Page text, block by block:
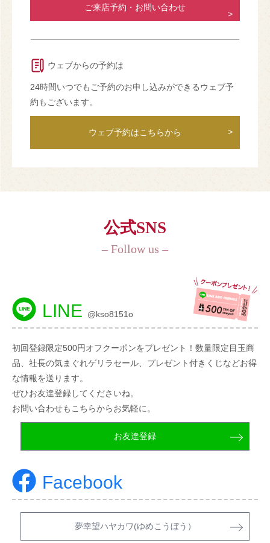
ご来店予約・お問い合わせ
ウェブからの予約は
24時間いつでもご予約のお申し込みができるウェブ予
約もございます。
ウェブ予約はこちらから
公式SNS
– Follow us –
LINE @kso8151o
初回登録限定500円オフクーポンをプレゼント！数量限定目玉商
品、社長の気まぐれゲリラセール、プレゼント付きくじなどお得
な情報を送ります。
ぜひお友達登録してくださいね。
お問い合わせもこちらからお気軽に。
お友達登録
Facebook
夢幸望ハヤカワ(ゆめこうぼう）